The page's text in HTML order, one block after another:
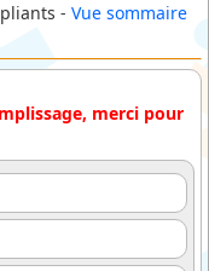
- Vue sommaire
merci pour